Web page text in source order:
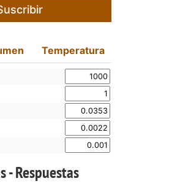
Temperatura
- Respuestas